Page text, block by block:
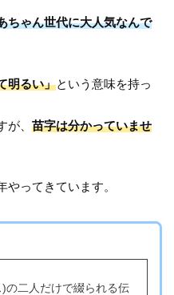
ちゃん世代に大人気なんで
明るい」という意味を持っ
が、苗字は分かっていませ
やってきています。
の二人だけで綴られる伝